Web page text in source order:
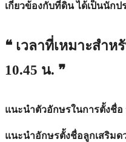
เกี่ยวข้องกับที่ดิน ได้เป็นนัก
❝ เวลาที่เหมาะสำ
10.45 น. ❞
แนะนำตัวอักษรในการตั้งชื่
แนะนำอักษรตั้งชื่อลูกเสริ